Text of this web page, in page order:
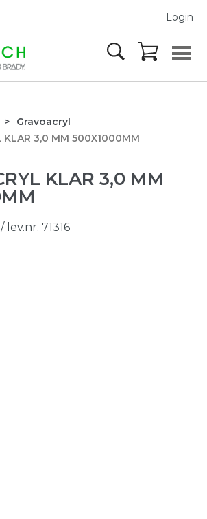
Login
Gravoacryl
KLAR 3,0 MM 500X1000MM
KLAR 3,0 MM
/ lev.nr. 71316